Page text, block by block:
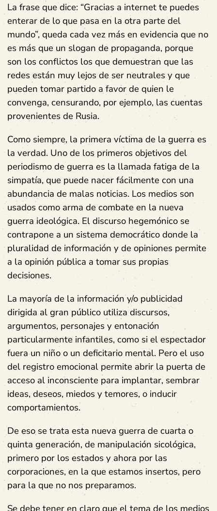
La frase que dice: “Gracias a internet te puedes
enterar de lo que pasa en la otra parte del
mundo”, queda cada vez más en evidencia que no
es más que un slogan de propaganda, porque
son los conflictos los que demuestran que las
redes están muy lejos de ser neutrales y que
pueden tomar partido a favor de quien le
convenga, censurando, por ejemplo, las cuentas
provenientes de Rusia.
Como siempre, la primera víctima de la guerra es
la verdad. Uno de los primeros objetivos del
periodismo de guerra es la llamada fatiga de la
simpatía, que puede nacer fácilmente con una
abundancia de malas noticias. Los medios son
usados como arma de combate en la nueva
guerra ideológica. El discurso hegemónico se
contrapone a un sistema democrático donde la
pluralidad de información y de opiniones permite
a la opinión pública a tomar sus propias
decisiones.
La mayoría de la información y/o publicidad
dirigida al gran público utiliza discursos,
argumentos, personajes y entonación
particularmente infantiles, como si el espectador
fuera un niño o un deficitario mental. Pero el uso
del registro emocional permite abrir la puerta de
acceso al inconsciente para implantar, sembrar
ideas, deseos, miedos y temores, o inducir
comportamientos.
De eso se trata esta nueva guerra de cuarta o
quinta generación, de manipulación sicológica,
primero por los estados y ahora por las
corporaciones, en la que estamos insertos, pero
para la que no nos preparamos.
Se debe tener en claro que el tema de los medios